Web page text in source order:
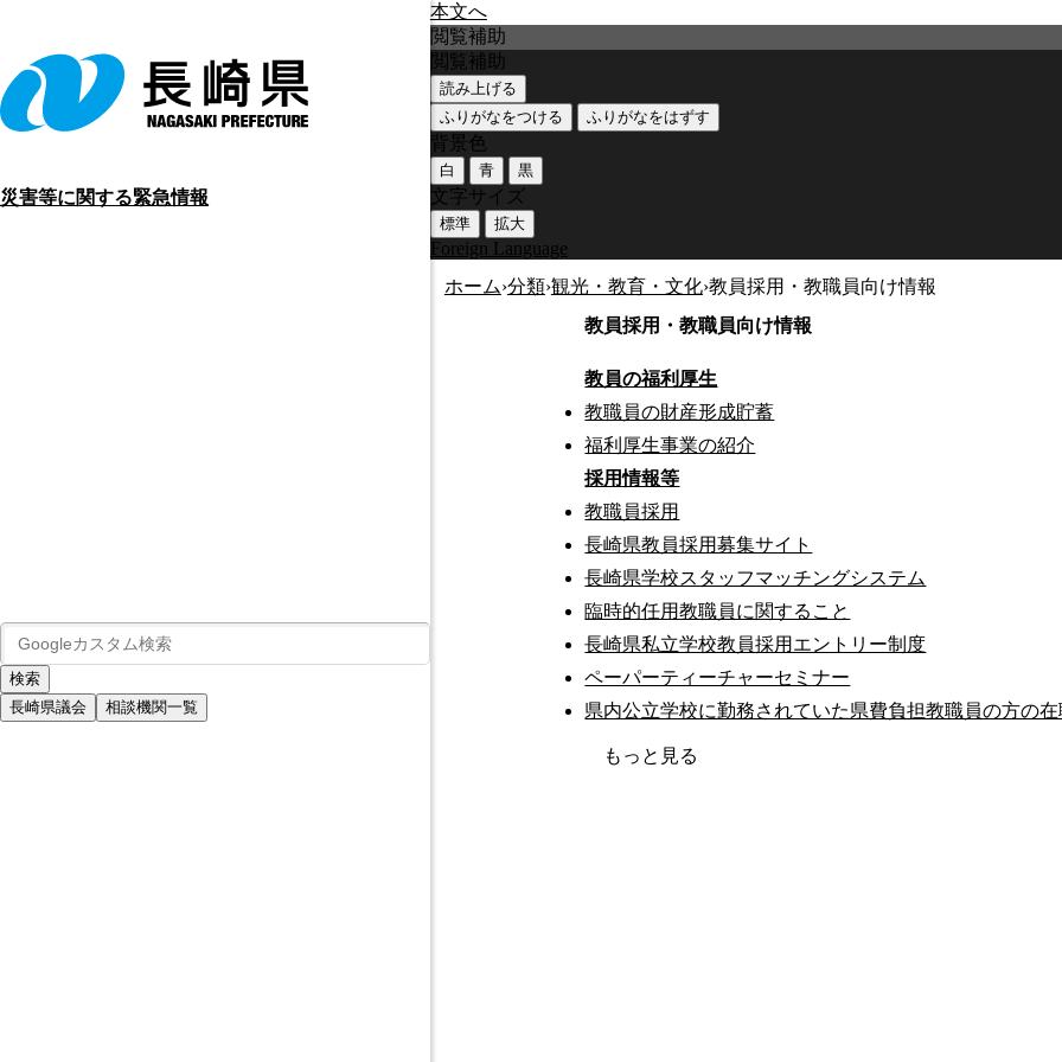
本文へ
災害等に関する緊急情報
長崎県議会 相談機関一覧
閲覧補助
閲覧補助
読み上げる
ふりがなをつける
ふりがなをはずす
背景色
白 青 黒
文字サイズ
標準 拡大
Foreign Language
ホーム›分類›観光・教育・文化›教員採用・教職員向け情報
教員採用・教職員向け情報
教員の福利厚生
教職員の財産形成貯蓄
福利厚生事業の紹介
採用情報等
教職員採用
長崎県教員採用募集サイト
長崎県学校スタッフマッチングシステム
臨時的任用教職員に関すること
長崎県私立学校教員採用エントリー制度
ペーパーティーチャーセミナー
県内公立学校に勤務されていた県費負担教職員の方の
もっと見る
公式SNS
このサイトについて
長崎県庁